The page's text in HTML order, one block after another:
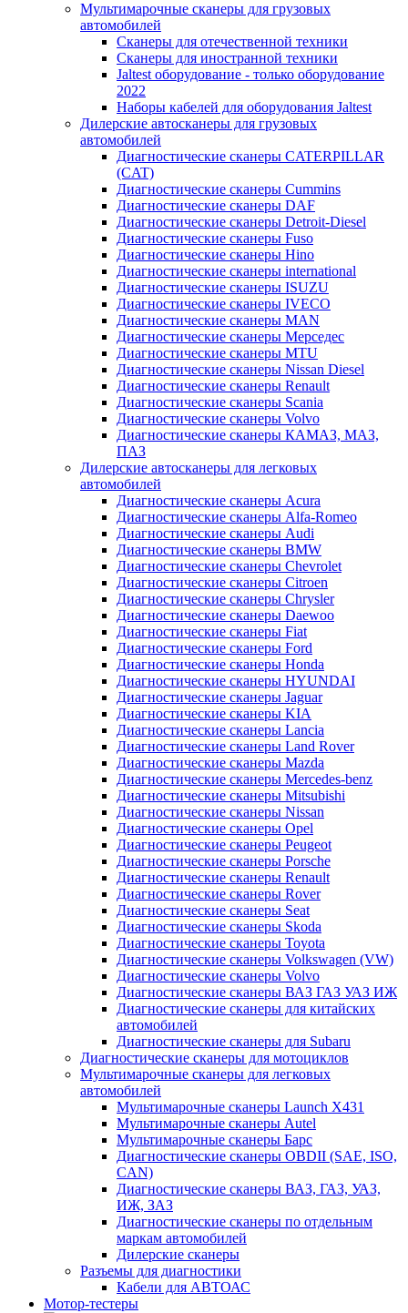
Мультимарочные сканеры для грузовых
автомобилей
Сканеры для отечественной техники
Сканеры для иностранной техники
Jaltest оборудование - только оборудование
2022
Наборы кабелей для оборудования Jaltest
Дилерские автосканеры для грузовых
автомобилей
Диагностические сканеры CATERPILLAR
(CAT)
Диагностические сканеры Cummins
Диагностические сканеры DAF
Диагностические сканеры Detroit-Diesel
Диагностические сканеры Fuso
Диагностические сканеры Hino
Диагностические сканеры international
Диагностические сканеры ISUZU
Диагностические сканеры IVECO
Диагностические сканеры MAN
Диагностические сканеры Мерседес
Диагностические сканеры MTU
Диагностические сканеры Nissan Diesel
Диагностические сканеры Renault
Диагностические сканеры Scania
Диагностические сканеры Volvo
Диагностические сканеры КАМАЗ, МАЗ,
ПАЗ
Дилерские автосканеры для легковых
автомобилей
Диагностические сканеры Acura
Диагностические сканеры Alfa-Romeo
Диагностические сканеры Audi
Диагностические сканеры BMW
Диагностические сканеры Chevrolet
Диагностические сканеры Citroen
Диагностические сканеры Chrysler
Диагностические сканеры Daewoo
Диагностические сканеры Fiat
Диагностические сканеры Ford
Диагностические сканеры Honda
Диагностические сканеры HYUNDAI
Диагностические сканеры Jaguar
Диагностические сканеры KIA
Диагностические сканеры Lancia
Диагностические сканеры Land Rover
Диагностические сканеры Mazda
Диагностические сканеры Mercedes-benz
Диагностические сканеры Mitsubishi
Диагностические сканеры Nissan
Диагностические сканеры Opel
Диагностические сканеры Peugeot
Диагностические сканеры Porsche
Диагностические сканеры Renault
Диагностические сканеры Rover
Диагностические сканеры Seat
Диагностические сканеры Skoda
Диагностические сканеры Toyota
Диагностические сканеры Volkswagen (VW)
Диагностические сканеры Volvo
Диагностические сканеры ВАЗ ГАЗ УАЗ ИЖ
Диагностические сканеры для китайских
автомобилей
Диагностические сканеры для Subaru
Диагностические сканеры для мотоциклов
Мультимарочные сканеры для легковых
автомобилей
Мультимарочные сканеры Launch X431
Мультимарочные сканеры Autel
Мультимарочные сканеры Барс
Диагностические сканеры OBDII (SAE, ISO,
CAN)
Диагностические сканеры ВАЗ, ГАЗ, УАЗ,
ИЖ, ЗАЗ
Диагностические сканеры по отдельным
маркам автомобилей
Дилерские сканеры
Разъемы для диагностики
Кабели для АВТОАС
Мотор-тестеры